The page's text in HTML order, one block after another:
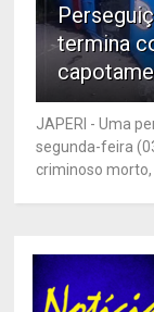
termina
JAPERI - Uma
segunda-feira
criminoso morto,